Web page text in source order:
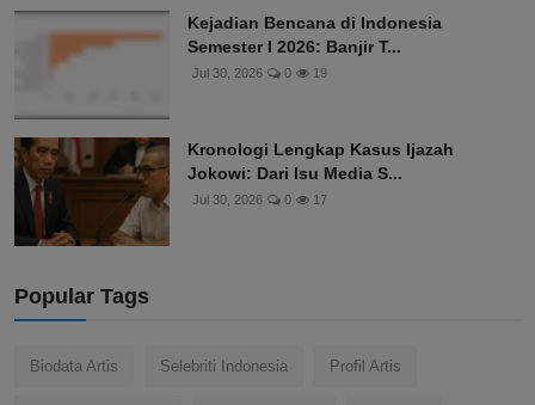
Kejadian Bencana di Indonesia
Semester I 2026: Banjir T...
Jul 30, 2026 0 19
Kronologi Lengkap Kasus Ijazah
Jokowi: Dari Isu Media S...
Jul 30, 2026 0 17
Popular Tags
Biodata Artis Selebriti Indonesia Profil Artis